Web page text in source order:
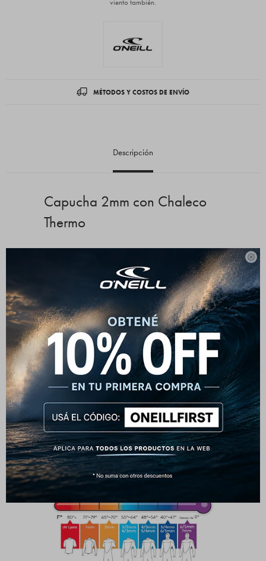

viento también.
MÉTODOS Y COSTOS DE ENVÍO
Descripción
Capucha 2mm con Chaleco
Thermo
Tejido elástico en 4 direcciones
Protección contra erupciones
Colocación estratégica de la costura
Cuello súper bajo: no interfiere con el cuello del
traje de neopreno
Conector Boardshort
Nylon / Spandex de 220 g con HyperDry para un
aislamiento máximo y una absorción de agua
Thermo-X HyperDry
Costuras transpirables con costuras planas